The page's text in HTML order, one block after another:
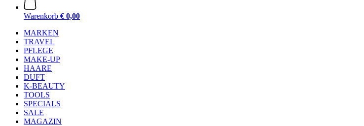
Warenkorb € 0,00
MARKEN
TRAVEL
PFLEGE
MAKE-UP
HAARE
DUFT
K-BEAUTY
TOOLS
SPECIALS
SALE
MAGAZIN